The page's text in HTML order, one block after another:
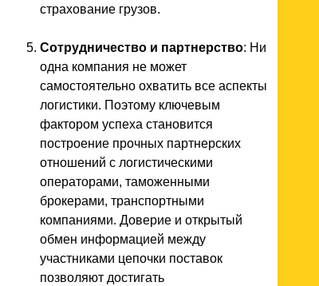
страхование грузов.
Сотрудничество и партнерство: Ни
одна компания не может
самостоятельно охватить все аспекты
логистики. Поэтому ключевым
фактором успеха становится
построение прочных партнерских
отношений с логистическими
операторами, таможенными
брокерами, транспортными
компаниями. Доверие и открытый
обмен информацией между
участниками цепочки поставок
позволяют достигать